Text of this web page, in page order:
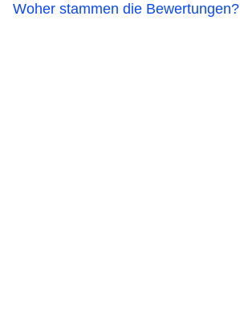
Woher stammen die Bewertungen?